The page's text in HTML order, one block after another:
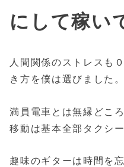
にして稼い
人間関係のストレスも
き方を僕は選びました。
満員電車とは無縁どこ
移動は基本全部タクシ
趣味のギターは時間を